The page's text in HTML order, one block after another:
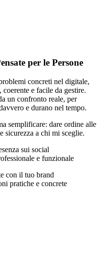
per le Persone
concreti nel digitale,
e facile da gestire.
un confronto reale, per
e durano nel tempo.
semplificare: dare ordine alle
sicurezza a chi mi sceglie.
sui social
e funzionale
con il tuo brand
pratiche e concrete